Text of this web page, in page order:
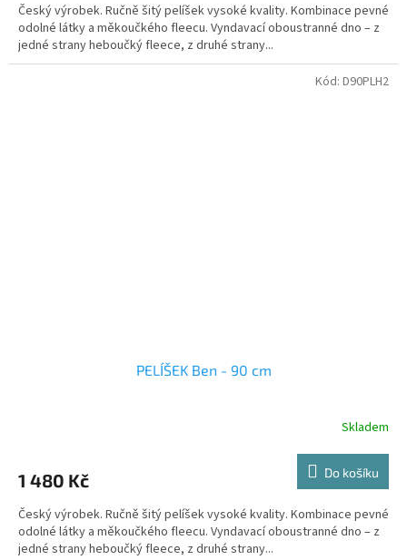
Český výrobek. Ručně šitý pelíšek vysoké kvality. Kombinace pevné
odolné látky a měkoučkého fleecu. Vyndavací oboustranné dno – z
jedné strany heboučký fleece, z druhé strany...
PELÍŠEK Ben - 90 cm
Skladem
1 480 Kč Do košíku
Český výrobek. Ručně šitý pelíšek vysoké kvality. Kombinace pevné
odolné látky a měkoučkého fleecu. Vyndavací oboustranné dno – z
jedné strany heboučký fleece, z druhé strany...
Kód: D90PLH2